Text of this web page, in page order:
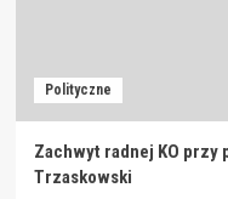
Polityczne
Zachwyt radnej KO przy
Trzaskowski